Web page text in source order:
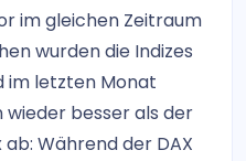
im gleichen Zeitraum
wurden die Indizes
im letzten Monat
wieder besser als der
Während der DAX